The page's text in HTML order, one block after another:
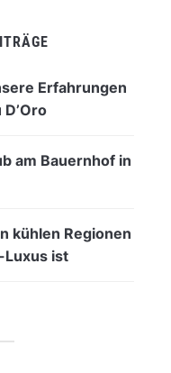
Erfahrungen
am Bauernhof in
kühlen Regionen
Luxus ist